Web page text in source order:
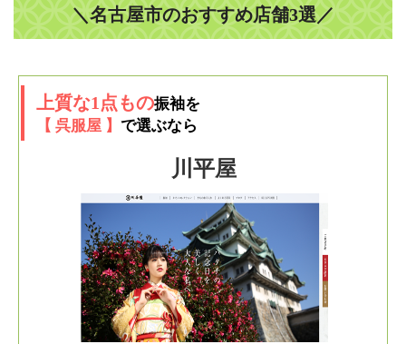
＼名古屋市のおすすめ店舗3選／
上質な1点もの振袖を
【 呉服屋 】 で選ぶなら
川平屋